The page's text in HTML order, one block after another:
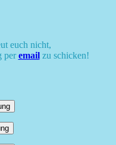
euch nicht,
peremailzu schicken!